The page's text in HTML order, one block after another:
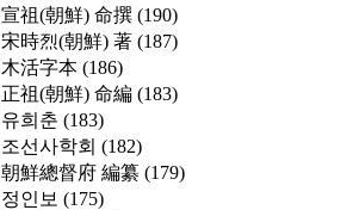
宣祖(朝鮮) 命撰 (190)
宋時烈(朝鮮) 著 (187)
木活字本 (186)
正祖(朝鮮) 命編 (183)
유희춘 (183)
조선사학회 (182)
朝鮮總督府 編纂 (179)
정인보 (175)